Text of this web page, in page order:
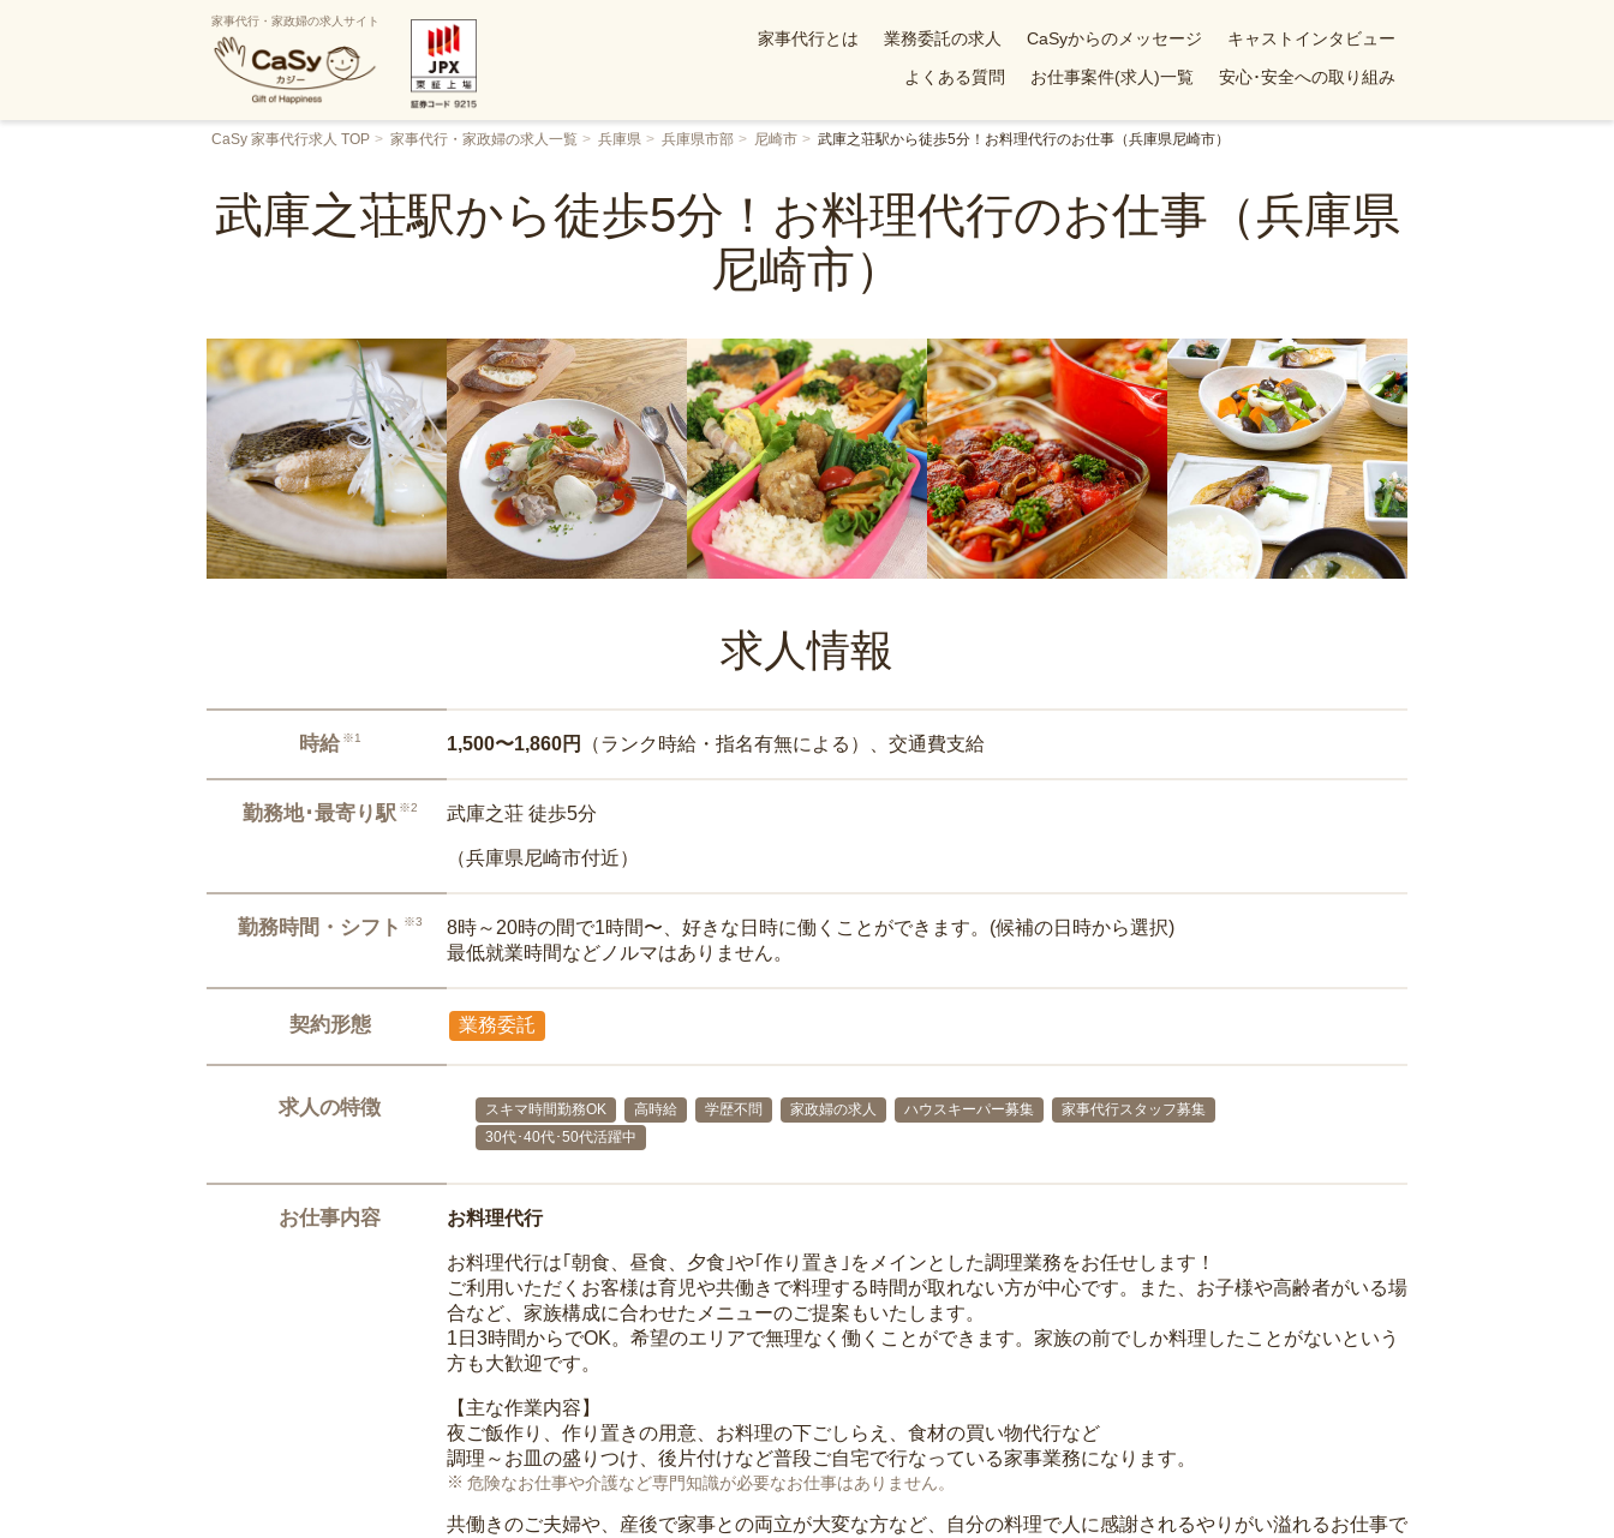
家事代行・家政婦の求人サイト
家事代行とは 業務委託の求人 CaSyからのメッセージ
キャストインタビュー
よくある質問
お仕事案件(求人)一覧 安心･安全への取り組み
CaSy 家事代行求人 TOP 家事代行・家政婦の求人一覧 兵庫県 兵庫県市部 尼崎市 武庫之荘駅から徒歩5分！お料理代行のお仕事（兵庫県尼崎市）
武庫之荘駅から徒歩5分！お料理代行のお仕事（兵庫県
尼崎市）
求人情報
時給 ※1 1,500〜1,860円 （ランク時給・指名有無による）、交通費支給
勤務地･最寄り駅 ※2 武庫之荘 徒歩5分
（兵庫県尼崎市付近）
勤務時間・シフト ※3
8時～20時の間で1時間〜、好きな日時に働くことができます。(候補の日時から選択)
最低就業時間などノルマはありません。
契約形態 業務委託
求人の特徴 スキマ時間勤務OK 高時給 学歴不問 家政婦の求人 ハウスキーパー募集
家事代行スタッフ募集
30代･40代･50代活躍中
お仕事内容 お料理代行
お料理代行は｢朝食、昼食、夕食｣や｢作り置き｣をメインとした調理業務をお任せします！
ご利用いただくお客様は育児や共働きで料理する時間が取れない方が中心です。また、お子様や高齢者がいる場
合など、家族構成に合わせたメニューのご提案もいたします。
1日3時間からでOK。希望のエリアで無理なく働くことができます。家族の前でしか料理したことがないという
方も大歓迎です。
【主な作業内容】
夜ご飯作り、作り置きの用意、お料理の下ごしらえ、食材の買い物代行など
調理～お皿の盛りつけ、後片付けなど普段ご自宅で行なっている家事業務になります。
危険なお仕事や介護など専門知識が必要なお仕事はありません。
共働きのご夫婦や、産後で家事との両立が大変な方など、自分の料理で人に感謝されるやりがい溢れるお仕事で